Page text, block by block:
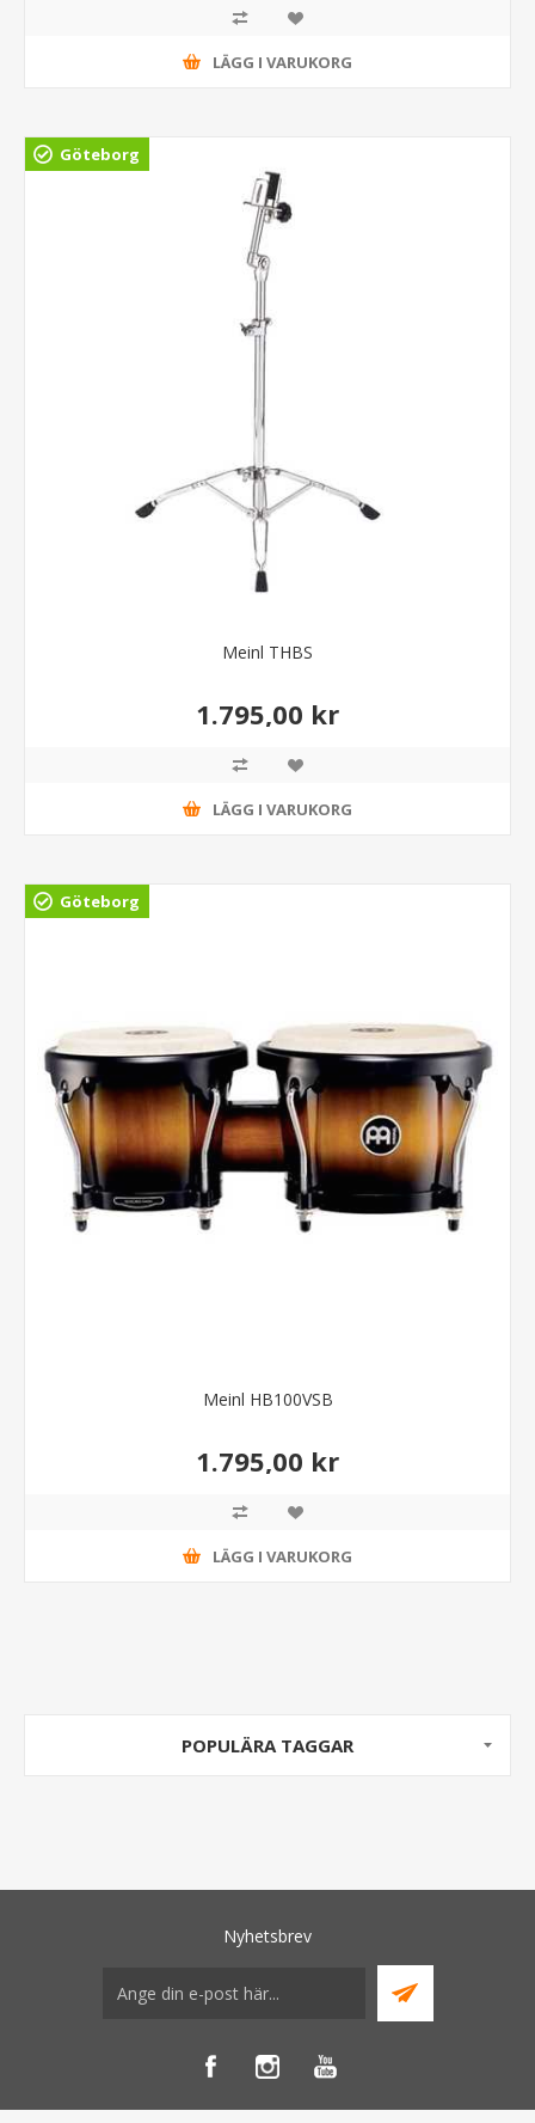
LÄGG I VARUKORG
Göteborg
Meinl THBS
1.795,00 kr
LÄGG I VARUKORG
Göteborg
Meinl HB100VSB
1.795,00 kr
LÄGG I VARUKORG
POPULÄRA TAGGAR
Nyhetsbrev